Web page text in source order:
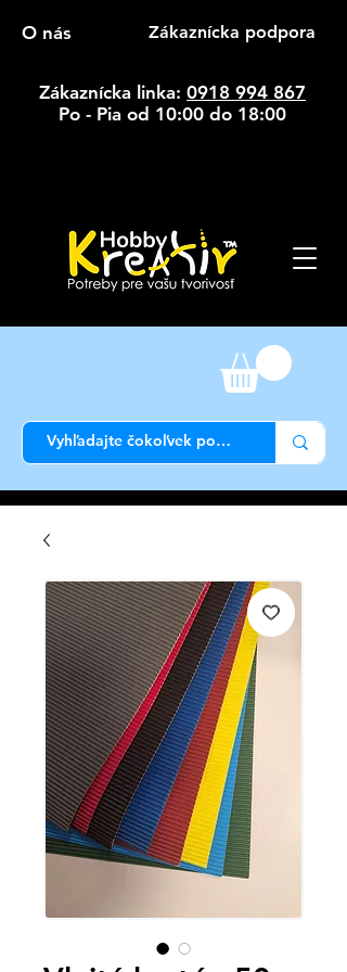
O nás Zákaznícka podpora
Zákaznícka linka: 0918 994 867
Po - Pia od 10:00 do 18:00